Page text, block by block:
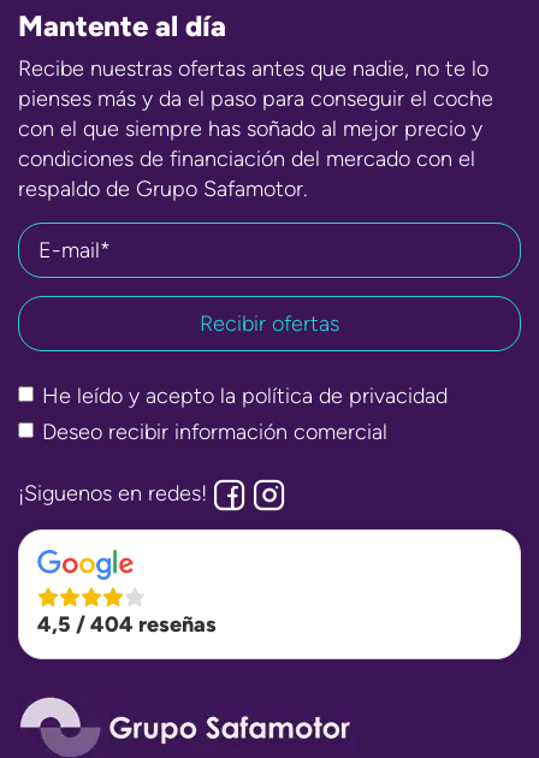
Mantente al día
Recibe nuestras ofertas antes que nadie, no te lo
pienses más y da el paso para conseguir el coche
con el que siempre has soñado al mejor precio y
condiciones de financiación del mercado con el
respaldo de Grupo Safamotor.
E-mail*
He leído y acepto la política de privacidad
Deseo recibir información comercial
¡Siguenos en redes!
4,5 / 404 reseñas